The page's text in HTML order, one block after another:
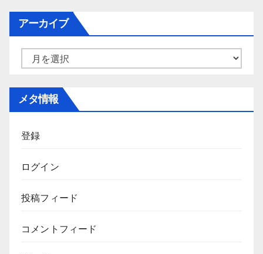
ー
アーカイブ
メタ情報
登録
ログイン
投稿フィード
コメントフィード